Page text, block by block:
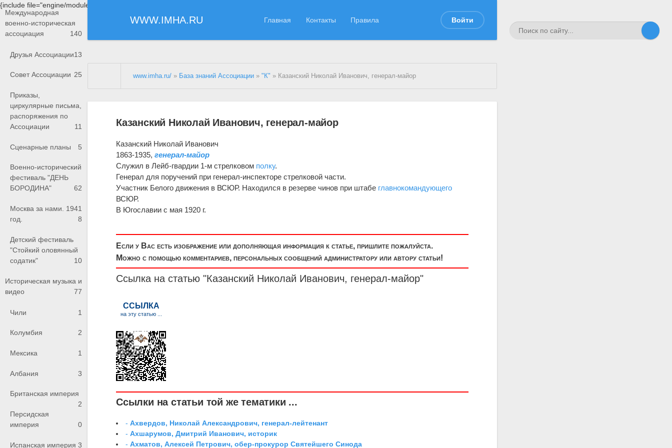
{include file="engine/modules/saperu/head.php"}
WWW.IMHA.RU Главная Контакты Правила Войти
Международная
военно-историческая
ассоциация
140
Друзья Ассоциации13
Совет Ассоциации 25
Приказы,
циркулярные письма,
распоряжения по
Ассоциации
11
Сценарные планы 5
Военно-исторический
фестиваль "ДЕНЬ
БОРОДИНА"
62
Москва за нами. 1941
год.
8
Детский фестиваль
"Стойкий оловянный
содатик"
10
Историческая музыка и
видео
77
Чили 1
Колумбия 2
Мексика 1
Албания 3
Британская империя
2
Персидская
империя
0
Испанская империя 3
www.imha.ru/ » База знаний Ассоциации »"К" » Казанский Николай Иванович, генерал-майор
Казанский Николай Иванович, генерал-майор
Казанский Николай Иванович
1863-1935,генерал-майор
Служил в Лейб-гвардии 1-м стрелковом полку.
Генерал для поручений при генерал-инспекторе стрелковой части.
Участник Белого движения в ВСЮР. Находился в резерве чинов при штабе главнокомандующего
ВСЮР.
В Югославии с мая 1920 г.
Если у Вас есть изображение или дополняющая информация к статье, пришлите пожалуйста.
Можно с помощью комментариев, персональных сообщений администратору или автору статьи!
Ссылка на статью "Казанский Николай Иванович, генерал-майор"
Ссылки на статьи той же тематики ...
-Ахвердов, Николай Александрович, генерал-лейтенант
-Ахшарумов, Дмитрий Иванович, историк
-Ахматов, Алексей Петрович, обер-прокурор Святейшего Синода